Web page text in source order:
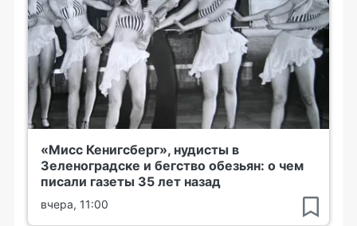
«Мисс Кенигсберг», нудисты в
Зеленоградске и бегство обезьян: о чем
писали газеты 35 лет назад
вчера, 11:00